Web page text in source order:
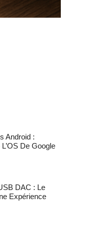
Android :
De Google
DAC : Le
Expérience